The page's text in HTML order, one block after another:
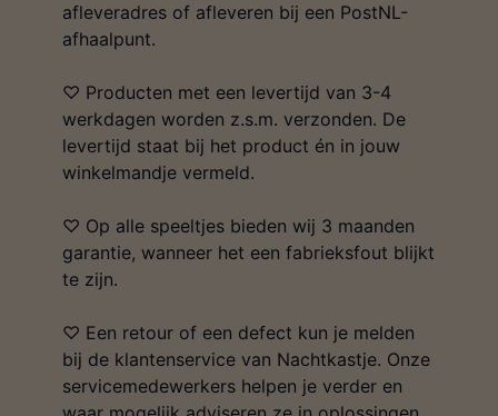
afleveradres of afleveren bij een PostNL-
afhaalpunt.
♡ Producten met een levertijd van 3-4
werkdagen worden z.s.m. verzonden. De
levertijd staat bij het product én in jouw
winkelmandje vermeld.
♡ Op alle speeltjes bieden wij 3 maanden
garantie, wanneer het een fabrieksfout blijkt
te zijn.
♡ Een retour of een defect kun je melden
bij de klantenservice van Nachtkastje. Onze
servicemedewerkers helpen je verder en